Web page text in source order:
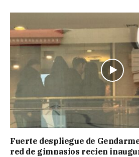
Fuerte despliegue de
red de gimnasios recien